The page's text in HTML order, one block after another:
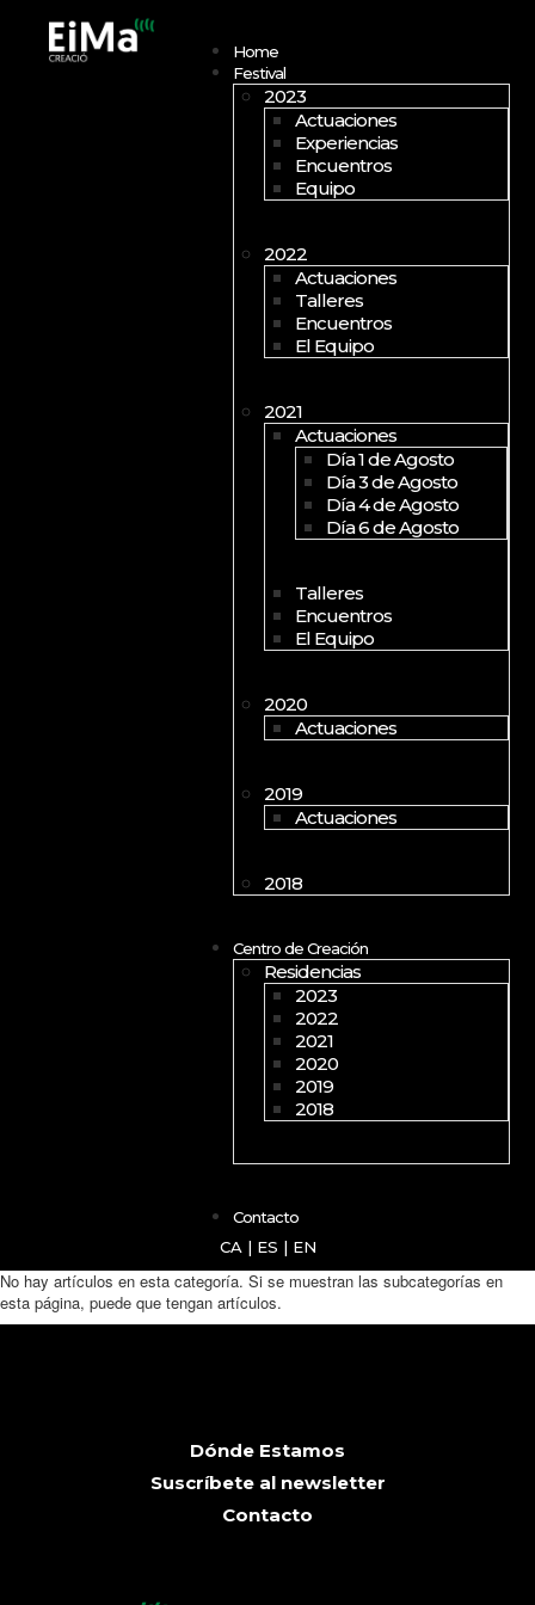
Home
Festival
2023
Actuaciones
Experiencias
Encuentros
Equipo
2022
Actuaciones
Talleres
Encuentros
El Equipo
2021
Actuaciones
Día 1 de Agosto
Día 3 de Agosto
Día 4 de Agosto
Día 6 de Agosto
Talleres
Encuentros
El Equipo
2020
Actuaciones
2019
Actuaciones
2018
Centro de Creación
Residencias
2023
2022
2021
2020
2019
2018
Contacto
CA | ES | EN
No hay artículos en esta categoría. Si se muestran las subcategorías en
esta página, puede que tengan artículos.
Dónde Estamos
Suscríbete al newsletter
Contacto